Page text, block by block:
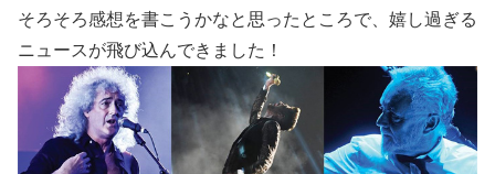
そろそろ感想を書こうかなと思ったところで、嬉し過ぎる
ニュースが飛び込んできました！